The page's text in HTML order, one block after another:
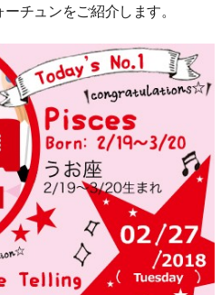
チュンをご紹介します。